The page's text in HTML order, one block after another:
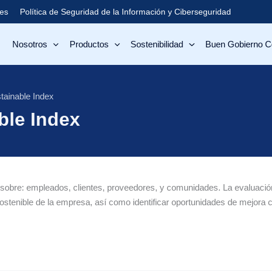
Política de Seguridad de la Información y Ciberseguridad
Nosotros Productos Sostenibilidad Buen Gobierno
Index
Index
empleados, clientes, proveedores, y comunidades. La
de la empresa, así como identificar oportunidades de mejora